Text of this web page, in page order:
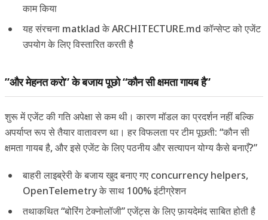
काम किया
यह संरचना matklad के ARCHITECTURE.md कॉन्सेप्ट को एजेंट
उपयोग के लिए विस्तारित करती है
”और मेहनत करो” के बजाय पूछो “कौन सी क्षमता गायब है”
शुरू में एजेंट की गति अपेक्षा से कम थी। कारण मॉडल का प्रदर्शन नहीं बल्कि
अपर्याप्त रूप से तैयार वातावरण था। हर विफलता पर टीम पूछती: “कौन सी
क्षमता गायब है, और इसे एजेंट के लिए पठनीय और सत्यापन योग्य कैसे बनाएँ?”
बाहरी लाइब्रेरी के बजाय खुद बनाए गए concurrency helpers,
OpenTelemetry के साथ 100% इंटीग्रेशन
तथाकथित “बोरिंग टेक्नोलॉजी” एजेंट्स के लिए फ़ायदेमंद साबित होती है